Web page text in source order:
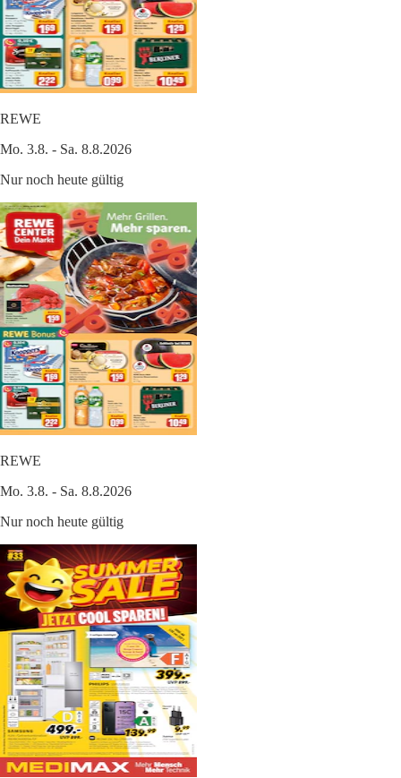
REWE
Mo. 3.8. - Sa. 8.8.2026
Nur noch heute gültig
REWE
Mo. 3.8. - Sa. 8.8.2026
Nur noch heute gültig